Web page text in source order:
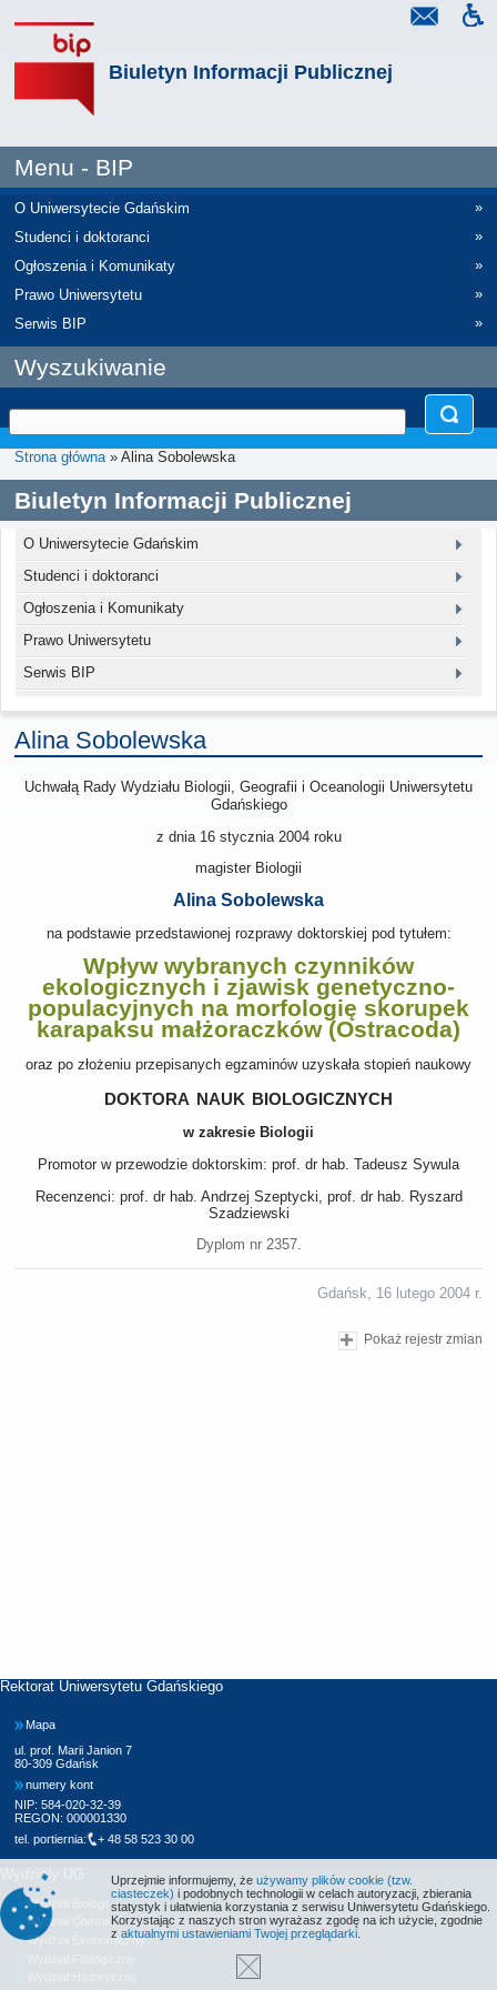
Biuletyn Informacji Publicznej
Menu - BIP
O Uniwersytecie Gdańskim
»
Studenci i doktoranci
»
Ogłoszenia i Komunikaty
»
Prawo Uniwersytetu
»
Serwis BIP
»
Wyszukiwanie
Strona główna» Alina Sobolewska
Biuletyn Informacji Publicznej
O Uniwersytecie Gdańskim
Studenci i doktoranci
Ogłoszenia i Komunikaty
Prawo Uniwersytetu
Serwis BIP
Alina Sobolewska
Uchwałą Rady Wydziału Biologii, Geografii i Oceanologii Uniwersytetu
Gdańskiego
z dnia 16 stycznia 2004roku
magister Biologii
Alina Sobolewska
na podstawie przedstawionej rozprawy doktorskiej pod tytułem:
Wpływ wybranych czynników
ekologicznych i zjawisk genetyczno-
populacyjnych na morfologię skorupek
karapaksu małżoraczków (Ostracoda)
oraz po złożeniu przepisanych egzaminów uzyskała stopień naukowy
doktora nauk biologicznych
w zakresie Biologii
Promotor w przewodzie doktorskim: prof. dr hab. Tadeusz Sywula
Recenzenci: prof. dr hab. Andrzej Szeptycki, prof. dr hab. Ryszard
Szadziewski
Dyplom nr 2357.
Gdańsk, 16 lutego 2004 r.
Pokaż rejestr zmian
Rektorat Uniwersytetu Gdańskiego
Mapa
ul. prof. Marii Janion 7
80-309 Gdańsk
numery kont
NIP: 584-020-32-39
REGON: 000001330
tel. portiernia:
+ 48 58 523 30 00
Wydziały UG
Wydział Biologii
Wydział Chemii
Wydział Ekonomiczny
Uprzejmie informujemy, że używamy plików cookie (tzw.
ciasteczek) i podobnych technologii w celach autoryzacji, zbierania
statystyk i ułatwienia korzystania z serwisu Uniwersytetu Gdańskiego.
Korzystając z naszych stron wyrażasz zgodę na ich użycie, zgodnie
z aktualnymi ustawieniami Twojej przeglądarki